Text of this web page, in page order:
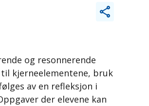
og resonnerende
kjerneelementene, bruk
av en refleksjon i
der elevene kan